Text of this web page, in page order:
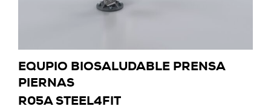
EQUPIO BIOSALUDABLE PRENSA
PIERNAS
R05A STEEL4FIT